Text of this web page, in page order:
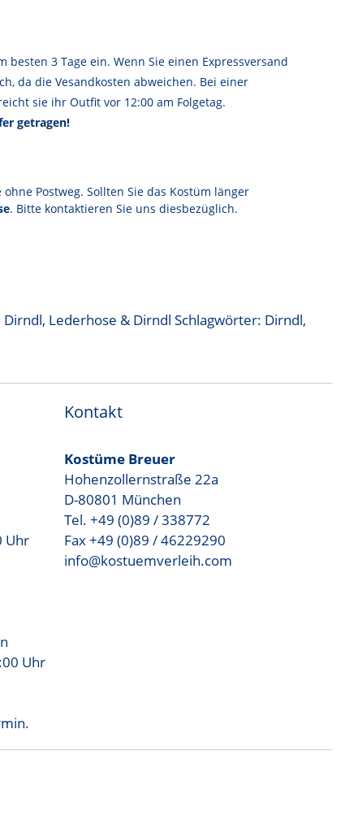
besten 3 Tage ein. Wenn Sie einen Expressversand
da die Vesandkosten abweichen. Bei einer
sie ihr Outfit vor 12:00 am Folgetag.
getragen!
Postweg. Sollten Sie das Kostüm länger
. Bitte kontaktieren Sie uns diesbezüglich.
Dirndl, Lederhose & Dirndl Schlagwörter: Dirndl,
Uhr
Uhr
Kontakt
Kostüme Breuer
Hohenzollernstraße 22a
D-80801 München
Tel. +49 (0)89 / 338772
Fax +49 (0)89 / 46229290
info@kostuemverleih.com